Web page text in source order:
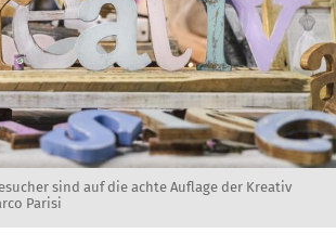
sind auf die achte Auflage der Kreativ
Parisi